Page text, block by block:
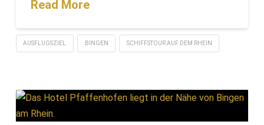
Read More
AUSFLUGSZIEL BINGEN SCHIFFSTOUR AUF DEM RHEIN